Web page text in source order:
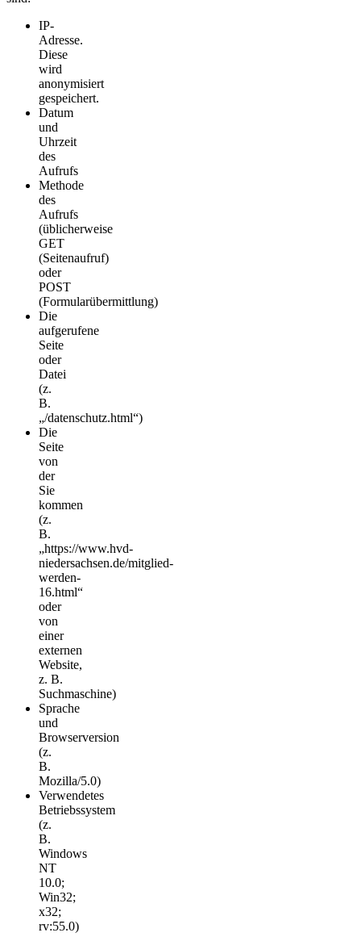
IP-
Adresse.
Diese
wird
anonymisiert
gespeichert.
Datum
und
Uhrzeit
des
Aufrufs
Methode
des
Aufrufs
(üblicherweise
GET
(Seitenaufruf)
oder
POST
(Formularübermittlung)
Die
aufgerufene
Seite
oder
Datei
(z.
B.
„/datenschutz.html“)
Die
Seite
von
der
Sie
kommen
(z.
B.
„https://www.hvd-
niedersachsen.de/mitglied-
werden-
16.html“
oder
von
einer
externen
Website,
z. B.
Suchmaschine)
Sprache
und
Browserversion
(z.
B.
Mozilla/5.0)
Verwendetes
Betriebssystem
(z.
B.
Windows
NT
10.0;
Win32;
x32;
rv:55.0)